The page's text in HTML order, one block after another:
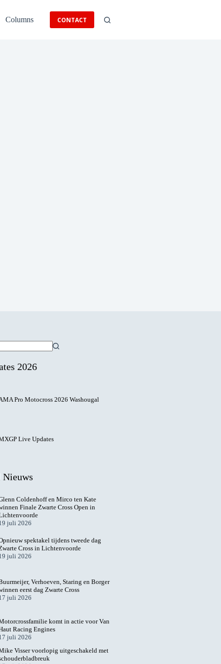
Columns CONTACT
2026
Pro Motocross 2026 Washougal
Live Updates
Nieuws
Coldenhoff en Mirco ten Kate
Finale Zwarte Cross Open in
juli 2026
spektakel tijdens tweede dag
Cross in Lichtenvoorde
juli 2026
Verhoeven, Staring en Borger
eerst dag Zwarte Cross
juli 2026
komt in actie voor Van
Racing Engines
juli 2026
Visser voorlopig uitgeschakeld met